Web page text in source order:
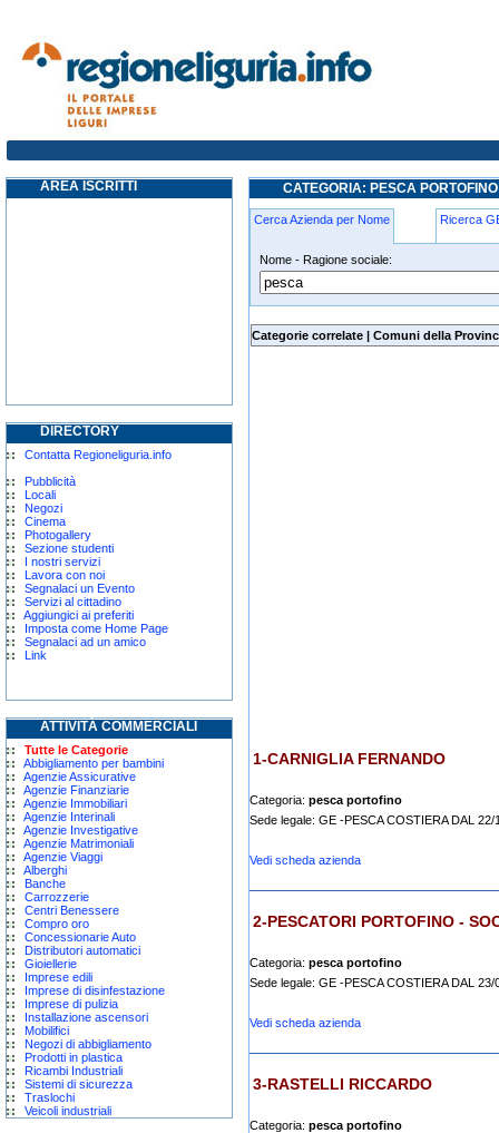
pesca portofino
AREA ISCRITTI
DIRECTORY
Contatta Regioneliguria.info
Pubblicità
Locali
Negozi
Cinema
Photogallery
Sezione studenti
I nostri servizi
Lavora con noi
Segnalaci un Evento
Servizi al cittadino
Aggiungici ai preferiti
Imposta come Home Page
Segnalaci ad un amico
Link
ATTIVITÀ COMMERCIALI
Tutte le Categorie
Abbigliamento per bambini
Agenzie Assicurative
Agenzie Finanziarie
Agenzie Immobiliari
Agenzie Interinali
Agenzie Investigative
Agenzie Matrimoniali
Agenzie Viaggi
Alberghi
Banche
Carrozzerie
Centri Benessere
Compro oro
Concessionarie Auto
Distributori automatici
Gioiellerie
Imprese edili
Imprese di disinfestazione
Imprese di pulizia
Installazione ascensori
Mobilifici
Negozi di abbigliamento
Prodotti in plastica
Ricambi Industriali
Sistemi di sicurezza
Traslochi
Veicoli industriali
CATEGORIA: PESCA PORTOFINO
Cerca Azienda per Nome Ricerca
Nome - Ragione sociale:
pesca portofino
Categorie correlate | Comuni della
1-CARNIGLIA FERNANDO
Categoria: pesca portofino
Sede legale: GE -PESCA COSTIERA DAL 22/
Vedi scheda azienda
2-PESCATORI PORTOFINO -
Categoria: pesca portofino
Sede legale: GE -PESCA COSTIERA DAL 23/
Vedi scheda azienda
3-RASTELLI RICCARDO
Categoria: pesca portofino